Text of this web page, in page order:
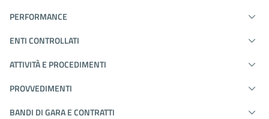
PERFORMANCE
ENTI CONTROLLATI
ATTIVITÀ E PROCEDIMENTI
PROVVEDIMENTI
BANDI DI GARA E CONTRATTI